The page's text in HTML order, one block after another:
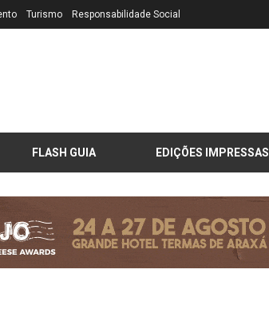
Turismo Responsabilidade Social
FLASH GUIA EDIÇÕES IMPRESSAS